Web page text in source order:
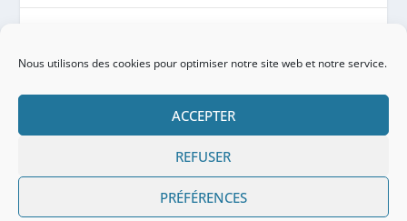
Nous utilisons des cookies pour optimiser notre site web et notre service.
ACCEPTER
REFUSER
PRÉFÉRENCES
Harfan des Granges à nouveau pieds nus
Les forces 2023 pour ADTrotting
Le premier objectif de la saison pour Eregon